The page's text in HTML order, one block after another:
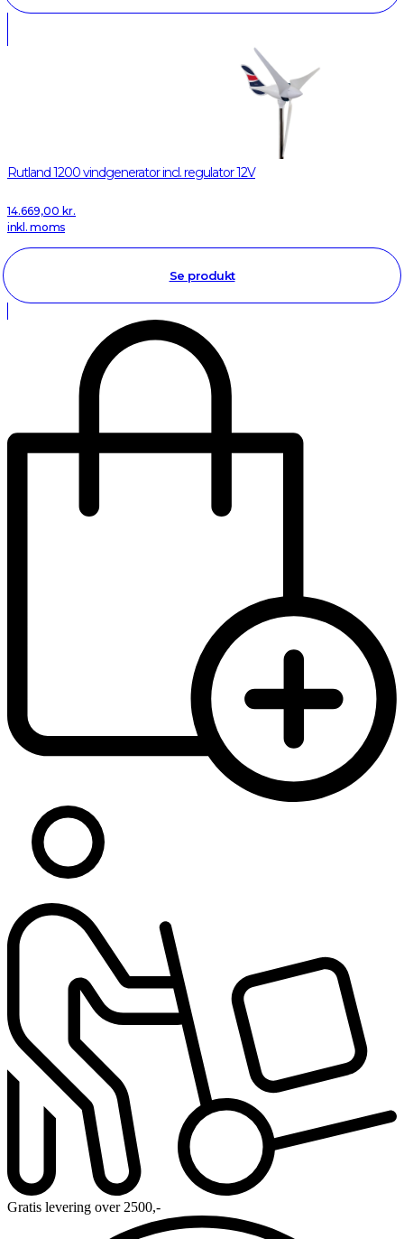
Rutland 1200 vindgenerator incl. regulator 12V
14.669,00 kr.
inkl. moms
Se produkt
Gratis levering over 2500,-